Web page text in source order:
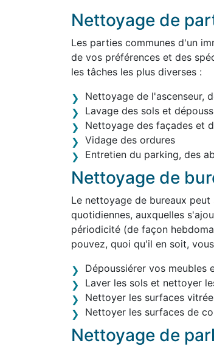
Nettoyage de
Les parties communes d'un
de vos préférences et des
les tâches les plus diverses :
Nettoyage de l'ascenseur,
Lavage des sols et
Nettoyage des façades et
Vidage des ordures
Entretien du parking, des
Nettoyage de
Le nettoyage de bureaux
quotidiennes, auxquelles
périodicité (de façon
pouvez, quoi qu'il en soit,
Dépoussiérer vos
Laver les sols et nettoyer
Nettoyer les surfaces
Nettoyer les surfaces de
Nettoyage de